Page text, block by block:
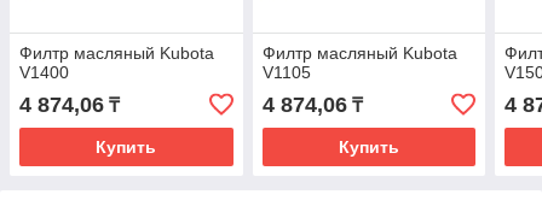
Филтр масляный Kubota
V1400
4 874,06 ₸
Купить
Филтр масляный Kubota
V1105
4 874,06₸
Купить
4